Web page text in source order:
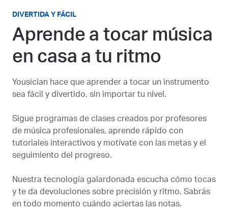
DIVERTIDA Y FÁCIL
Aprende a tocar música
en casa a tu ritmo
Yousician hace que aprender a tocar un instrumento
sea fácil y divertido, sin importar tu nivel.
Sigue programas de clases creados por profesores
de música profesionales, aprende rápido con
tutoriales interactivos y motívate con las metas y el
seguimiento del progreso.
Nuestra tecnología galardonada escucha cómo tocas
y te da devoluciones sobre precisión y ritmo. Sabrás
en todo momento cuándo aciertas las notas.